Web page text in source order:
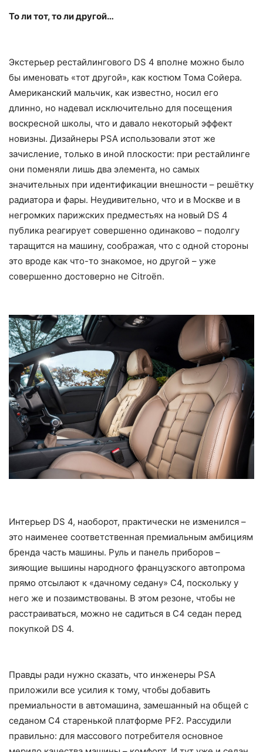
То ли тот, то ли другой…
Экстерьер рестайлингового DS 4 вполне можно было
бы именовать «тот другой», как костюм Тома Сойера.
Американский мальчик, как известно, носил его
длинно, но надевал исключительно для посещения
воскресной школы, что и давало некоторый эффект
новизны. Дизайнеры PSA использовали этот же
зачисление, только в иной плоскости: при рестайлинге
они поменяли лишь два элемента, но самых
значительных при идентификации внешности – решётку
радиатора и фары. Неудивительно, что и в Москве и в
негромких парижских предместьях на новый DS 4
публика реагирует совершенно одинаково – подолгу
таращится на машину, соображая, что с одной стороны
это вроде как что-то знакомое, но другой – уже
совершенно достоверно не Citroёn.
Интерьер DS 4, наоборот, практически не изменился –
это наименее соответственная премиальным амбициям
бренда часть машины. Руль и панель приборов –
зияющие вышины народного французского автопрома
прямо отсылают к «дачному седану» C4, поскольку у
него же и позаимствованы. В этом резоне, чтобы не
расстраиваться, можно не садиться в С4 седан перед
покупкой DS 4.
Правды ради нужно сказать, что инженеры PSA
приложили все усилия к тому, чтобы добавить
премиальности в автомашина, замешанный на общей с
седаном С4 старенькой платформе PF2. Рассудили
правильно: для массового потребителя основное